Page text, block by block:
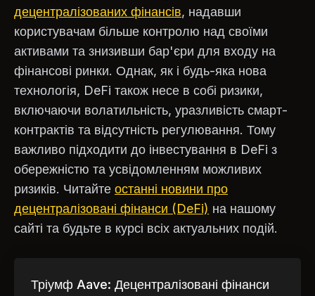
децентралізованих фінансів, надавши
користувачам більше контролю над своїми
активами та знизивши бар'єри для входу на
фінансові ринки. Однак, як і будь-яка нова
технологія, DeFi також несе в собі ризики,
включаючи волатильність, уразливість смарт-
контрактів та відсутність регулювання. Тому
важливо підходити до інвестування в DeFi з
обережністю та усвідомленням можливих
ризиків. Читайте останні новини про
децентралізовані фінанси (DeFi) на нашому
сайті та будьте в курсі всіх актуальних подій.
Тріумф Aave: Децентралізовані фінанси